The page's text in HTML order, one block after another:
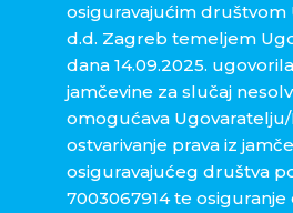
osiguravajućim društvom
d.d. Zagreb temeljem
dana 14.09.2025.
jamčevine za slučaj
omogućava
ostvarivanje prava iz
osiguravajućeg društva
7003067914 te